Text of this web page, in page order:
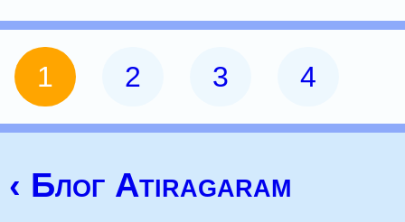
1 2 3 4
‹ Блог Atiragaram